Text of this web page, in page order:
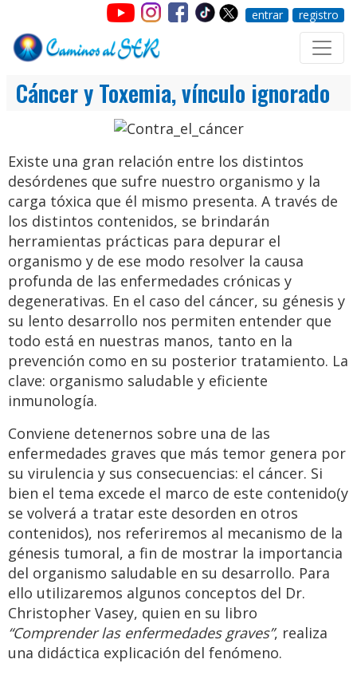
entrar registro
Cáncer y Toxemia, vínculo ignorado
Existe una gran relación entre los distintos
desórdenes que sufre nuestro organismo y la
carga tóxica que él mismo presenta. A través de
los distintos contenidos, se brindarán
herramientas prácticas para depurar el
organismo y de ese modo resolver la causa
profunda de las enfermedades crónicas y
degenerativas. En el caso del cáncer, su génesis y
su lento desarrollo nos permiten entender que
todo está en nuestras manos, tanto en la
prevención como en su posterior tratamiento. La
clave: organismo saludable y eficiente
inmunología.
Conviene detenernos sobre una de las
enfermedades graves que más temor genera por
su virulencia y sus consecuencias: el cáncer. Si
bien el tema excede el marco de este contenido(y
se volverá a tratar este desorden en otros
contenidos), nos referiremos al mecanismo de la
génesis tumoral, a fin de mostrar la importancia
del organismo saludable en su desarrollo. Para
ello utilizaremos algunos conceptos del Dr.
Christopher Vasey, quien en su libro
“Comprender las enfermedades graves”, realiza
una didáctica explicación del fenómeno.